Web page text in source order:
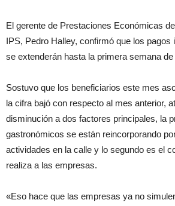
El gerente de Prestaciones Económicas
IPS, Pedro Halley, confirmó que los
se extenderán hasta la primera semana de
Sostuvo que los beneficiarios este mes
la cifra bajó con respecto al mes anterior,
disminución a dos factores principales, la
gastronómicos se están reincorporando
actividades en la calle y lo segundo es el
realiza a las empresas.
«Eso hace que las empresas ya no